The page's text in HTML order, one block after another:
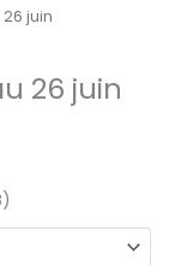
juin
26 juin